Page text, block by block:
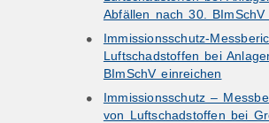
Abfällen nach 30. BImSchV
Immissionsschutz-
Luftschadstoffen bei
BImSchV einreichen
Immissionsschutz –
von Luftschadstoffen bei